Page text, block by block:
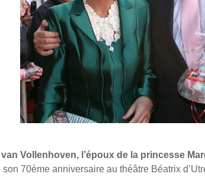
van Vollenhoven, l’époux de la princesse
son 70ème anniversaire au théâtre Béatrix